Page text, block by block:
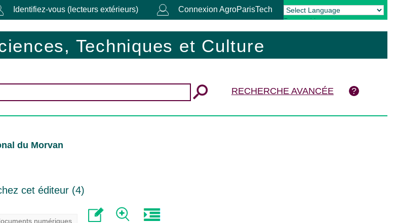
Identifiez-vous (lecteurs extérieurs) Connexion AgroParisTech
Powered by Translate
Techniques et Culture
RECHERCHE AVANCÉE
du Morvan
cet éditeur (4)
numériques